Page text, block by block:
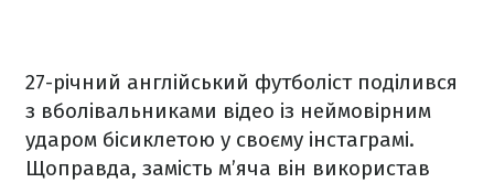
27-річний англійський футболіст поділився
з вболівальниками відео із неймовірним
ударом бісиклетою у своєму інстаграмі.
Щоправда, замість м’яча він використав